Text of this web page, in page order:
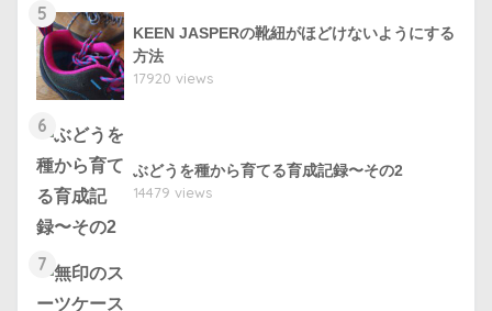
5
KEEN JASPERの靴紐がほどけないようにする
方法
17920 views
6
ぶどうを種から育てる育成記録〜その2
14479 views
7